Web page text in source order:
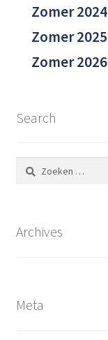
Zomer 2024
Zomer 2025
Zomer 2026
Search
Zoeken
naar:
Archives
Meta